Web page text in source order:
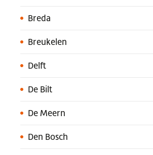
Breda
Breukelen
Delft
De Bilt
De Meern
Den Bosch